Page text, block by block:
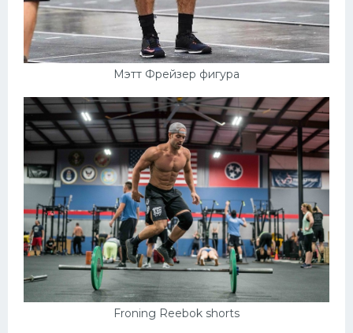
Мэтт Фрейзер фигура
Froning Reebok shorts